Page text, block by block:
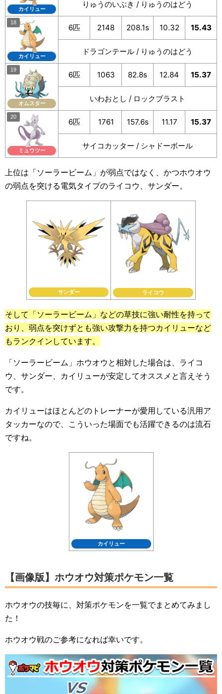
カイリュー
りゅうのいぶき / りゅうのはどう
カイリュー
6匹 2148 208.1s 10.32 15.43
ドラゴンテール / りゅうのはどう
オムスター
6匹 1063 82.8s 12.84 15.37
いわおとし / ロックブラスト
ミュウツー
6匹 1761 157.6s 11.17 15.37
サイコカッター / シャドーボール
上位は「ソーラービーム」が弱点ではなく、かつホウオウ
の弱点を突ける電気タイプのライコウ、サンダー。
サンダー ライコウ
そして「ソーラービーム」などの草技に強い耐性を持って
おり、弱点を突けずとも強い攻撃力を持つカイリューなど
もランクインしています。
「ソーラービーム」ホウオウと相対した場合は、ライコ
ウ、サンダー、カイリューが安定してオススメと言えそう
です。
カイリューはほとんどのトレーナーが愛用している汎用ア
タッカーなので、こういった場面でも活躍できるのは流石
ですね。
カイリュー
【画像版】ホウオウ対策ポケモン一覧
ホウオウの技毎に、対策ポケモンを一覧でまとめてみまし
た！
ホウオウ戦のご参考になれば幸いです。